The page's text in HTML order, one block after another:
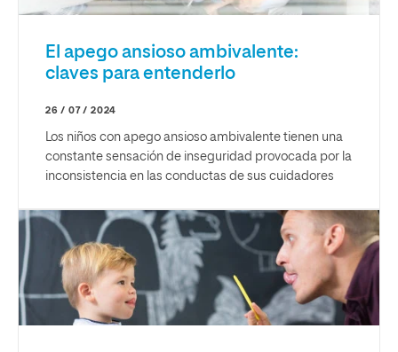
El apego ansioso ambivalente:
claves para entenderlo
26 / 07 / 2024
Los niños con apego ansioso ambivalente tienen una
constante sensación de inseguridad provocada por la
inconsistencia en las conductas de sus cuidadores